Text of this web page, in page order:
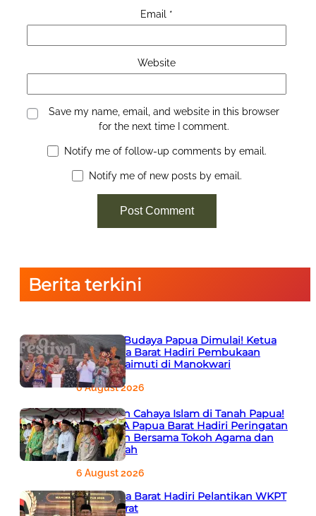
Email *
Website
Save my name, email, and website in this browser
for the next time I comment.
Notify me of follow-up comments by email.
Notify me of new posts by email.
Berita terkini
Semarak Budaya Papua Dimulai! Ketua
PTA Papua Barat Hadiri Pembukaan
Festival Raimuti di Manokwari
6 August 2026
666 Tahun Cahaya Islam di Tanah Papua!
Ketua PTA Papua Barat Hadiri Peringatan
Bersejarah Bersama Tokoh Agama dan
Pemerintah
6 August 2026
PTA Papua Barat Hadiri Pelantikan WKPT
Papua Barat